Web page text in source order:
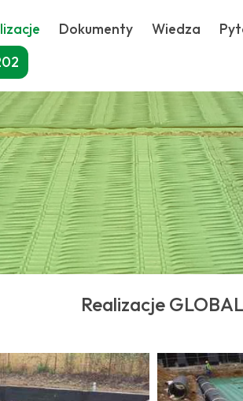
Dokumenty Wiedza
Realizacje GLOBAL